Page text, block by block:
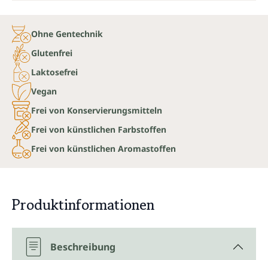
Ohne Gentechnik
Glutenfrei
Laktosefrei
Vegan
Frei von Konservierungsmitteln
Frei von künstlichen Farbstoffen
Frei von künstlichen Aromastoffen
Produktinformationen
Beschreibung